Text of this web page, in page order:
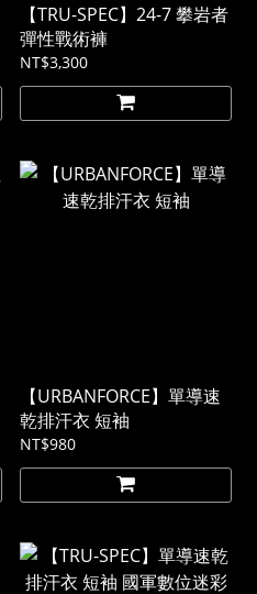
【TRU-SPEC】24-7 攀岩者
彈性戰術褲
NT$3,300
【URBANFORCE】單導速
乾排汗衣 短袖
NT$980